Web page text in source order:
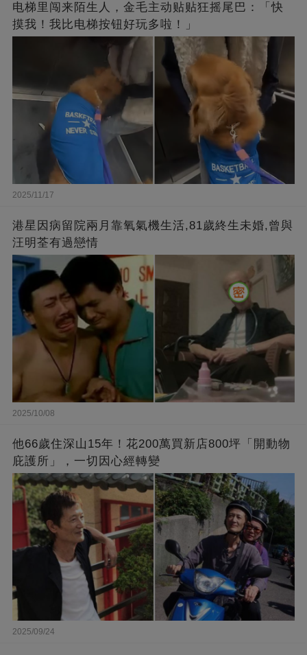
电梯里闯来陌生人，金毛主动贴贴狂摇尾巴：「快
摸我！我比电梯按钮好玩多啦！」
2025/11/17
港星因病留院兩月靠氧氣機生活,81歲終生未婚,曾與
汪明荃有過戀情
2025/10/08
他66歲住深山15年！花200萬買新店800坪「開動物
庇護所」，一切因心經轉變
2025/09/24